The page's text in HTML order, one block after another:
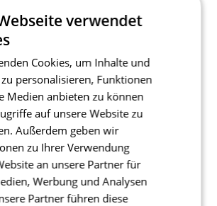
verwendet
Cookies, um Inhalte und
personalisieren, Funktionen
Medien anbieten zu können
auf unsere Website zu
Außerdem geben wir
zu Ihrer Verwendung
an unsere Partner für
Werbung und Analysen
Partner führen diese